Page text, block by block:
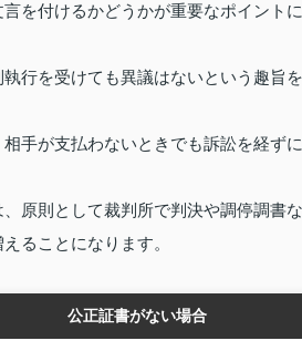
を付けるかどうかが重要なポイントに
行を受けても異議はないという趣旨を
手が支払わないときでも訴訟を経ずに
原則として裁判所で判決や調停調書な
ることになります。
公正証書がない場合